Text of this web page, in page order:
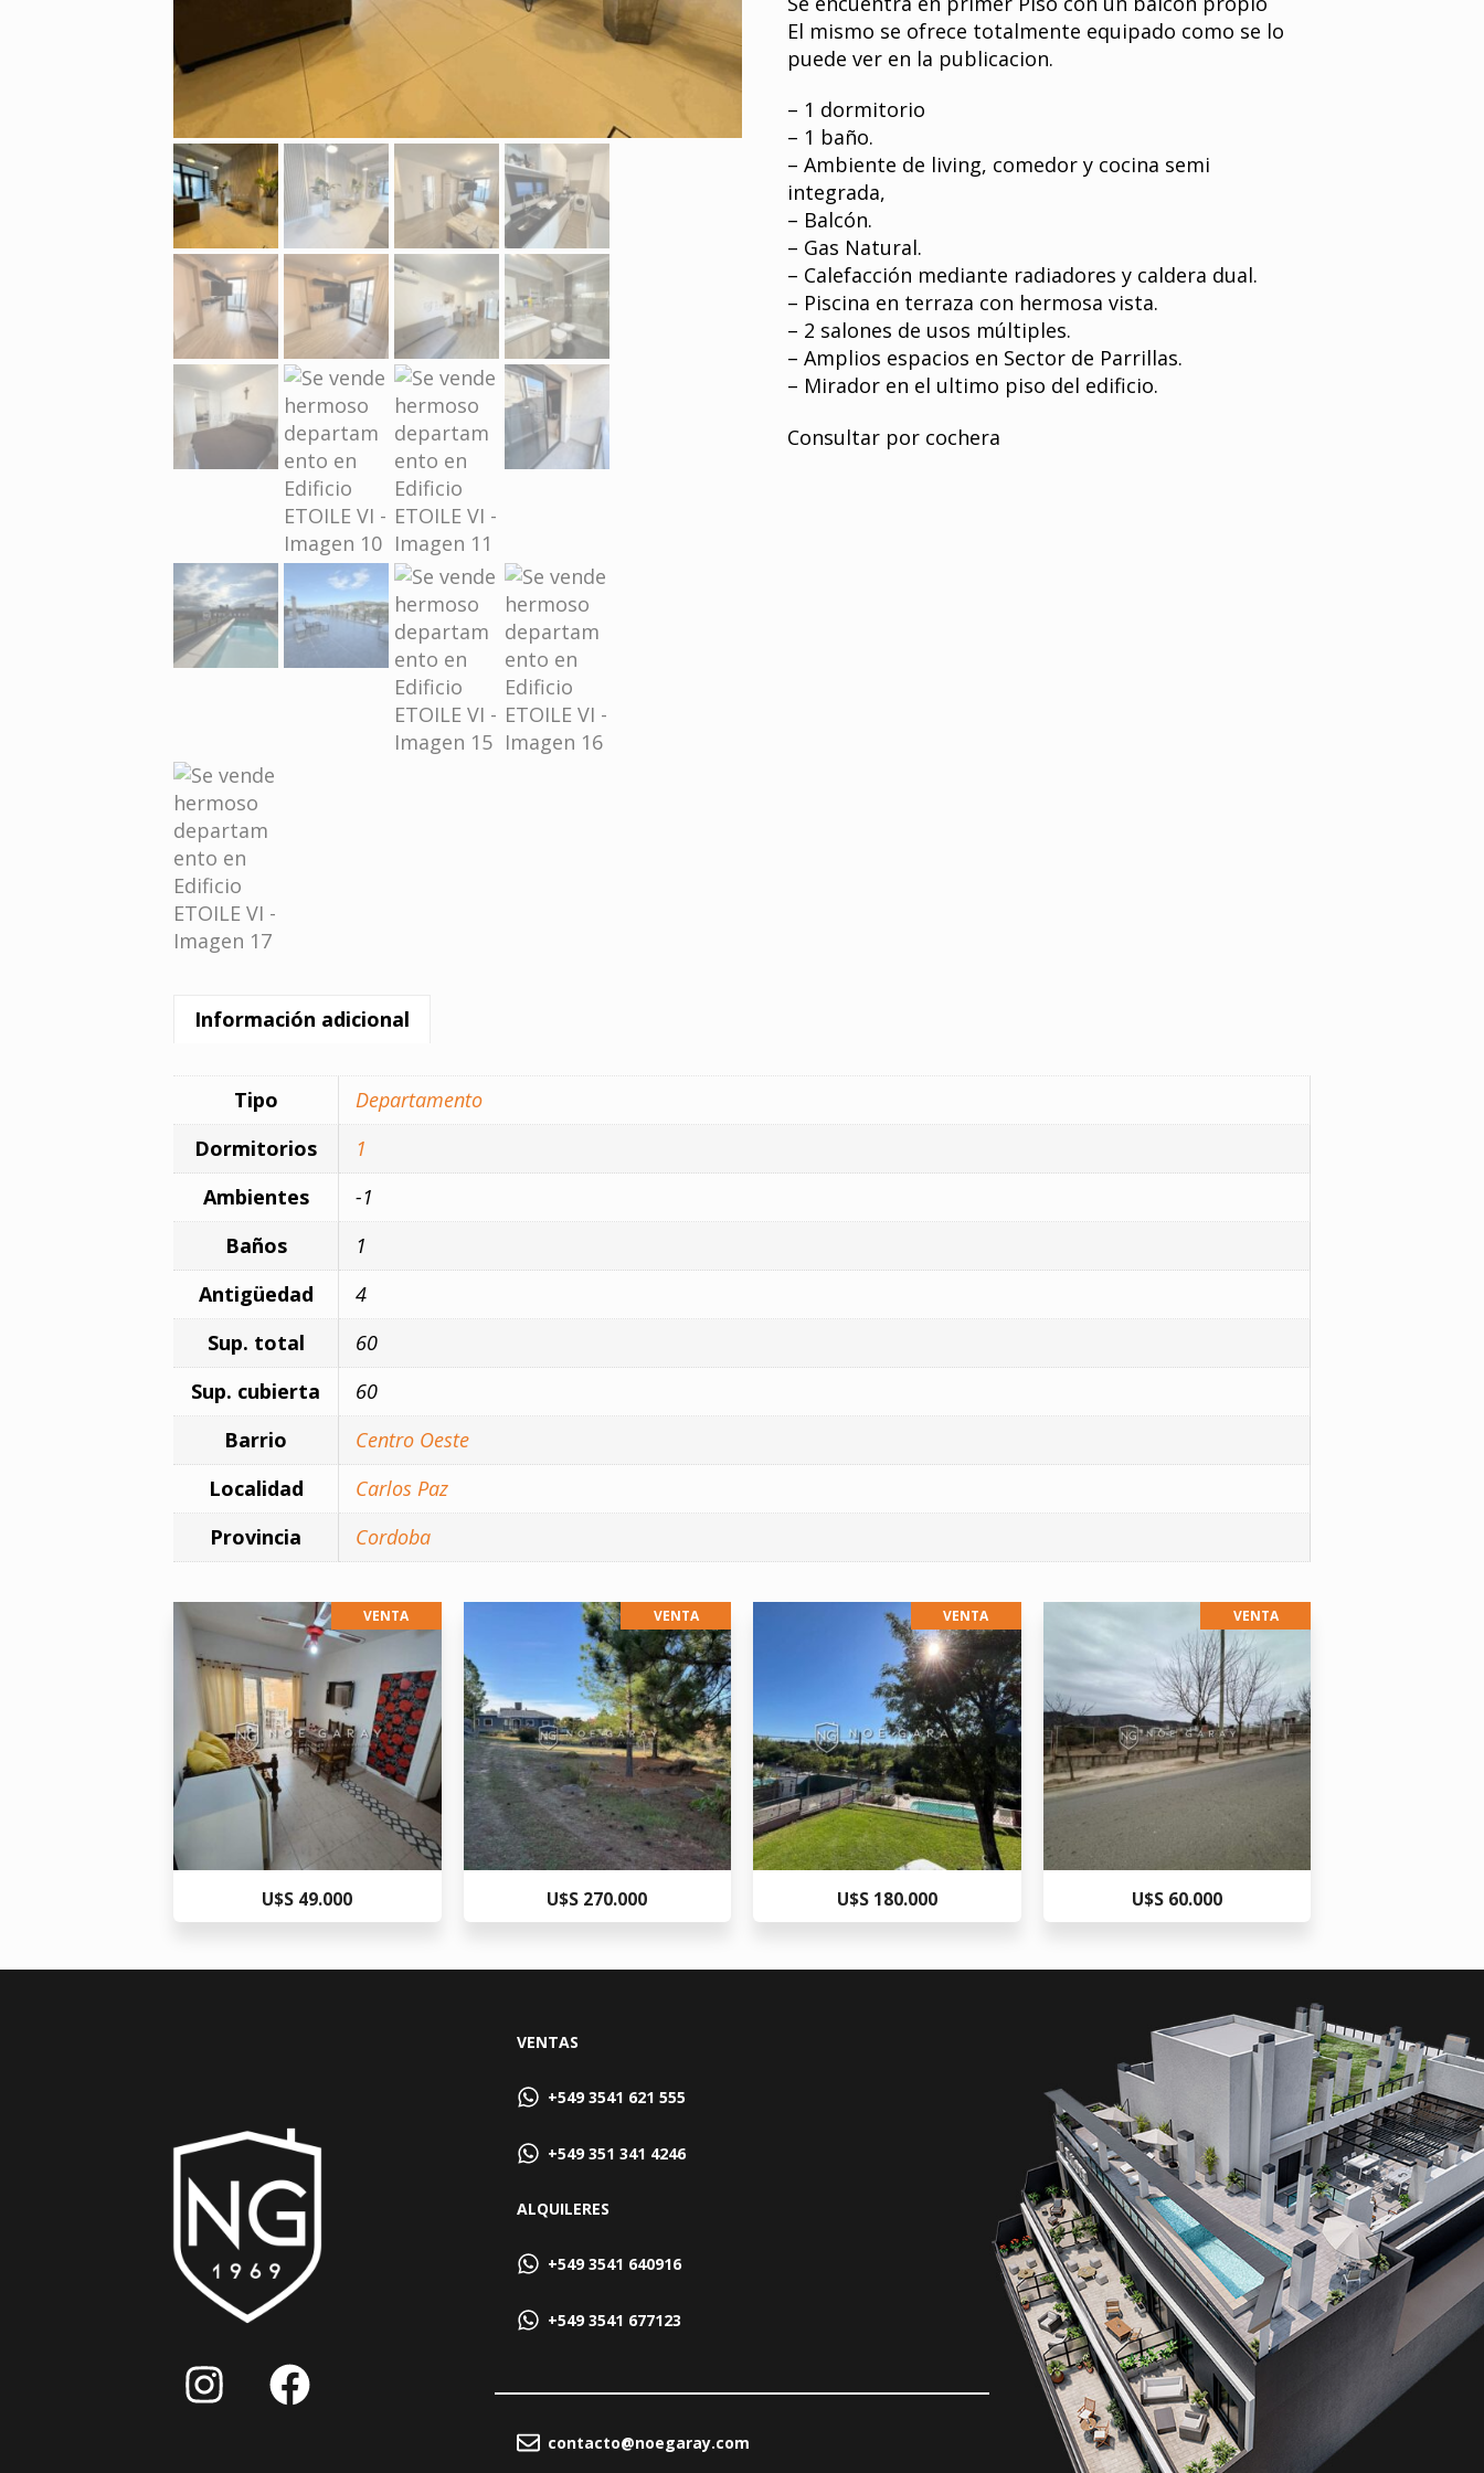
El mismo se ofrece totalmente equipado como se lo
puede ver en la publicacion.
– 1 dormitorio
– 1 baño.
– Ambiente de living, comedor y cocina semi
integrada,
– Balcón.
– Gas Natural.
– Calefacción mediante radiadores y caldera dual.
– Piscina en terraza con hermosa vista.
– 2 salones de usos múltiples.
– Amplios espacios en Sector de Parrillas.
– Mirador en el ultimo piso del edificio.
Consultar por cochera
Información adicional
Tipo
Departamento
Dormitorios
1
Ambientes
-1
Baños
1
Antigüedad
4
Sup. total
60
Sup. cubierta
60
Barrio
Centro Oeste
Localidad
Carlos Paz
Provincia
Cordoba
VENTA
U$S 49.000
VENTA
U$S 270.000
VENTA
U$S 180.000
VENTA
U$S 60.000
VENTAS
+549 3541 621 555
+549 351 341 4246
ALQUILERES
+549 3541 640916
+549 3541 677123
contacto@noegaray.com